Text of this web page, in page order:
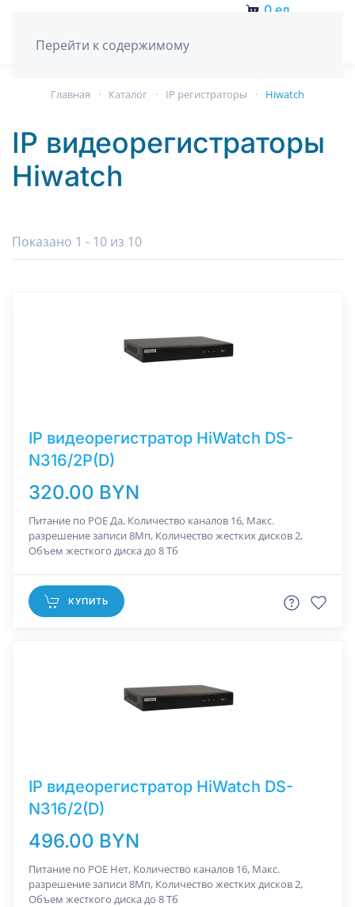
Перейти к содержимому
0 ед.
Главная Каталог IP регистраторы Hiwatch
IP видеорегистраторы
Hiwatch
Показано 1 - 10 из 10
IP видеорегистратор HiWatch DS-
N316/2P(D)
320.00 BYN
Питание по РОЕ Да, Количество каналов 16, Макс.
разрешение записи 8Мп, Количество жестких дисков 2,
Объем жесткого диска до 8 Тб
КУПИТЬ
IP видеорегистратор HiWatch DS-
N316/2(D)
496.00 BYN
Питание по РОЕ Нет, Количество каналов 16, Макс.
разрешение записи 8Мп, Количество жестких дисков 2,
Объем жесткого диска до 8 Тб